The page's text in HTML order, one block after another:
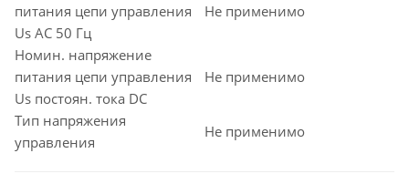
питания цепи управления
Us AC 50 Гц
Не применимо
Номин. напряжение
питания цепи управления
Us постоян. тока DC
Не применимо
Тип напряжения
управления
Не применимо